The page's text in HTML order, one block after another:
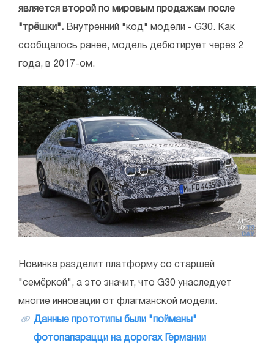
является второй по мировым продажам после
"трёшки". Внутренний "код" модели - G30. Как
сообщалось ранее, модель дебютирует через 2
года, в 2017-ом.
Новинка разделит платформу со старшей
"семёркой", а это значит, что G30 унаследует
многие инновации от флагманской модели.
Данные прототипы были "пойманы"
фотопапарацци на дорогах Германии